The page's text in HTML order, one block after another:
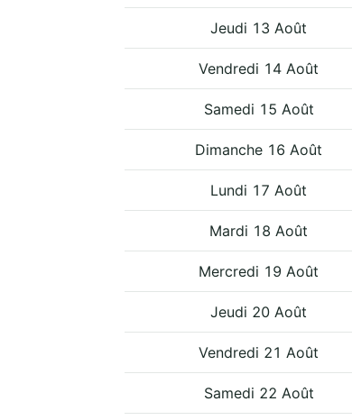
Jeudi 13 Août
Vendredi 14 Août
Samedi 15 Août
Dimanche 16 Août
Lundi 17 Août
Mardi 18 Août
Mercredi 19 Août
Jeudi 20 Août
Vendredi 21 Août
Samedi 22 Août